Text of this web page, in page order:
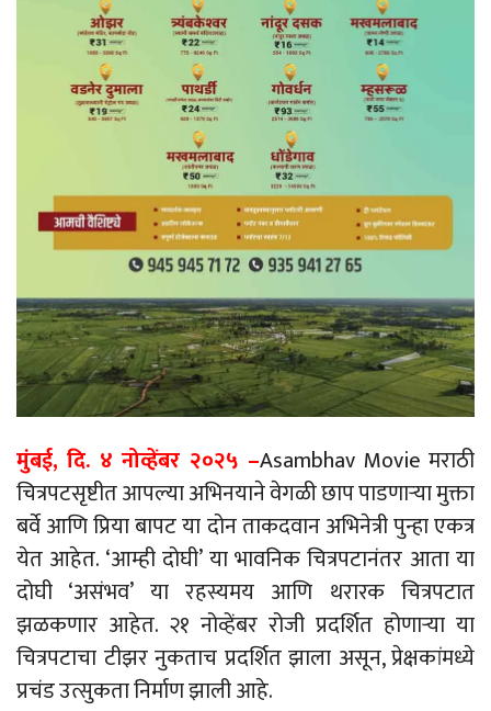
मुंबई, दि. ४ नोव्हेंबर २०२५ –Asambhav Movie मराठी
चित्रपटसृष्टीतआपल्याअभिनयानेवेगळीछाप पाडणाऱ्या मुक्ता
बर्वे आणि प्रिया बापट या दोन ताकदवान अभिनेत्री पुन्हा एकत्र
येत आहेत. ‘आम्ही दोघी’ या भावनिक चित्रपटानंतर आता या
दोघी ‘असंभव’ या रहस्यमय आणि थरारक चित्रपटात
झळकणार आहेत. २१ नोव्हेंबर रोजी प्रदर्शित होणाऱ्या या
चित्रपटाचा टीझर नुकताच प्रदर्शित झाला असून, प्रेक्षकांमध्ये
प्रचंड उत्सुकता निर्माण झालीआहे.